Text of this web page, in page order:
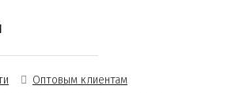
Оптовым клиентам